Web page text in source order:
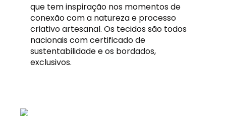
que tem inspiração nos momentos de
conexão com a natureza e processo
criativo artesanal. Os tecidos são todos
nacionais com certificado de
sustentabilidade e os bordados,
exclusivos.